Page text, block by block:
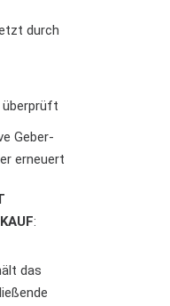
durch
Geber-
erneuert
:
das